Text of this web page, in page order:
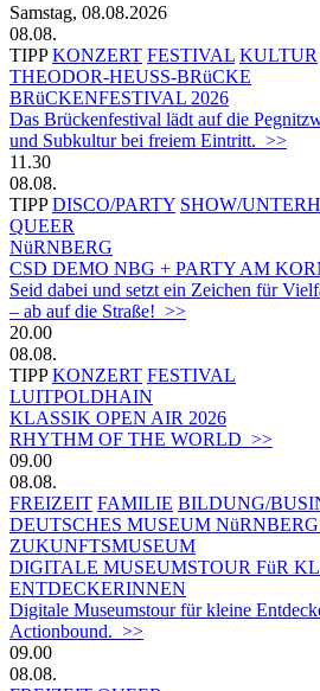
Samstag, 08.08.2026
08.08.
TIPP KONZERT FESTIVAL KULTUR
THEODOR-HEUSS-BRüCKE
BRüCKENFESTIVAL 2026
Das Brückenfestival lädt auf die
und Subkultur bei freiem Eintritt. >>
11.30
08.08.
TIPP DISCO/PARTY SHOW/
QUEER
NüRNBERG
CSD DEMO NBG + PARTY AM
Seid dabei und setzt ein Zeichen für
– ab auf die Straße! >>
20.00
08.08.
TIPP KONZERT FESTIVAL
LUITPOLDHAIN
KLASSIK OPEN AIR 2026
RHYTHM OF THE WORLD >>
09.00
08.08.
FREIZEIT FAMILIE BILDUNG/
DEUTSCHES MUSEUM
ZUKUNFTSMUSEUM
DIGITALE MUSEUMSTOUR FüR
ENTDECKERINNEN
Digitale Museumstour für kleine
Actionbound. >>
09.00
08.08.